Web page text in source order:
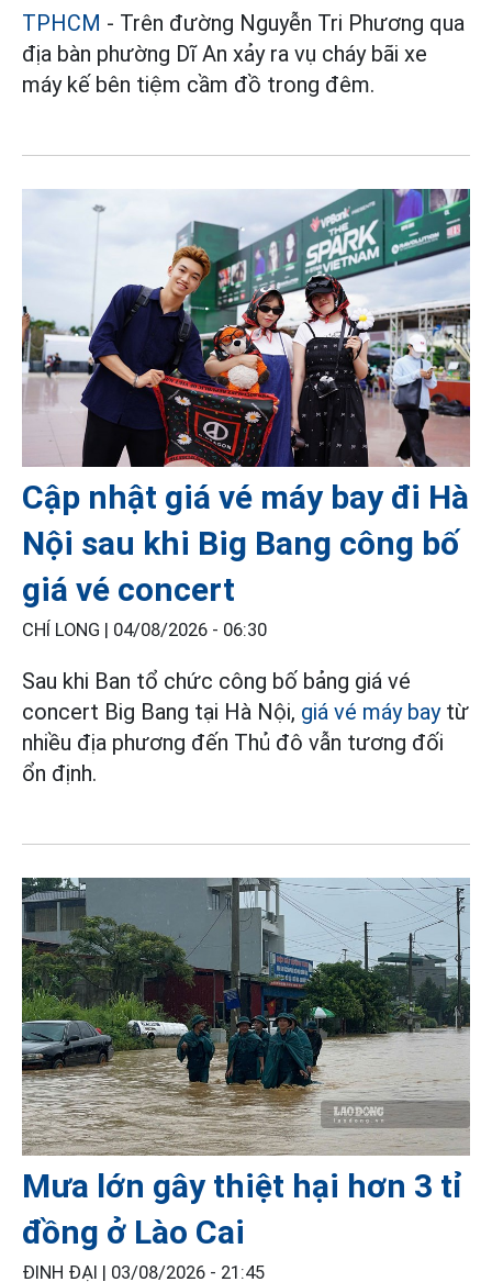
TPHCM - Trên đường Nguyễn Tri Phương qua
địa bàn phường Dĩ An xảy ra vụ cháy bãi xe
máy kế bên tiệm cầm đồ trong đêm.
Cập nhật giá vé máy bay đi Hà
Nội sau khi Big Bang công bố
giá vé concert
CHÍ LONG | 04/08/2026 - 06:30
Sau khi Ban tổ chức công bố bảng giá vé
concert Big Bang tại Hà Nội, giá vé máy baytừ
nhiều địa phương đến Thủ đô vẫn tương đối
ổn định.
Mưa lớn gây thiệt hại hơn 3 tỉ
đồng ở Lào Cai
ĐINH ĐẠI | 03/08/2026 - 21:45